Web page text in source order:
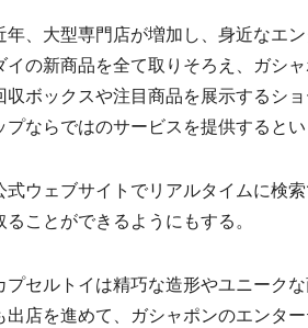
、大型専門店が増加し、身近なエ
イの新商品を全て取りそろえ、ガシ
ボックスや注目商品を展示するシ
ならではのサービスを提供するとい
ウェブサイトでリアルタイムに検
ことができるようにもする。
セルトイは精巧な造形やユニーク
出店を進めて、ガシャポンのエンタ